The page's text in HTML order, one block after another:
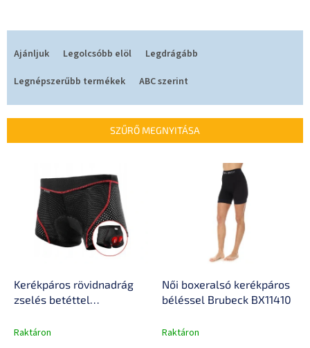
m
k
Ajánljuk Legolcsóbb elöl
Legdrágább
Legnépszerűbb termékek
ABC szerint
SZŰRŐ MEGNYITÁSA
Kerékpáros rövidnadrág
zselés betéttel
Raktáron
Női boxeralsó kerékpáros
béléssel Brubeck BX11410
Raktáron